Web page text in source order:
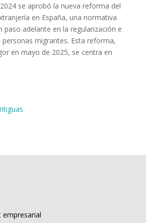
se aprobó la nueva reforma del
en España, una normativa
paso adelante en la regularización e
migrantes. Esta reforma,
en mayo de 2025, se centra en
empresarial